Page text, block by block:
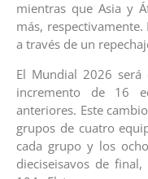
mientras que Asia y
más,
a través de un
El Mundial 2026
incremento de 16
anteriores. Este
grupos de cuatro
cada grupo y los
dieciseisavos de